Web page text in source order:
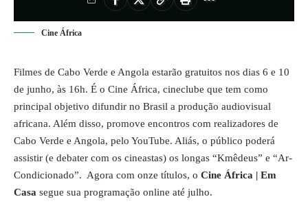
Cine África
Filmes de Cabo Verde e Angola estarão gratuitos nos dias 6 e 10
de junho, às 16h. É o Cine África, cineclube que tem como
principal objetivo difundir no Brasil a produção audiovisual
africana. Além disso, promove encontros com realizadores de
Cabo Verde e Angola, pelo YouTube. Aliás, o público poderá
assistir (e debater com os cineastas) os longas “Kmêdeus” e “Ar-
Condicionado”. Agora com onze títulos, o Cine África | Em
Casa segue sua programação online até julho.